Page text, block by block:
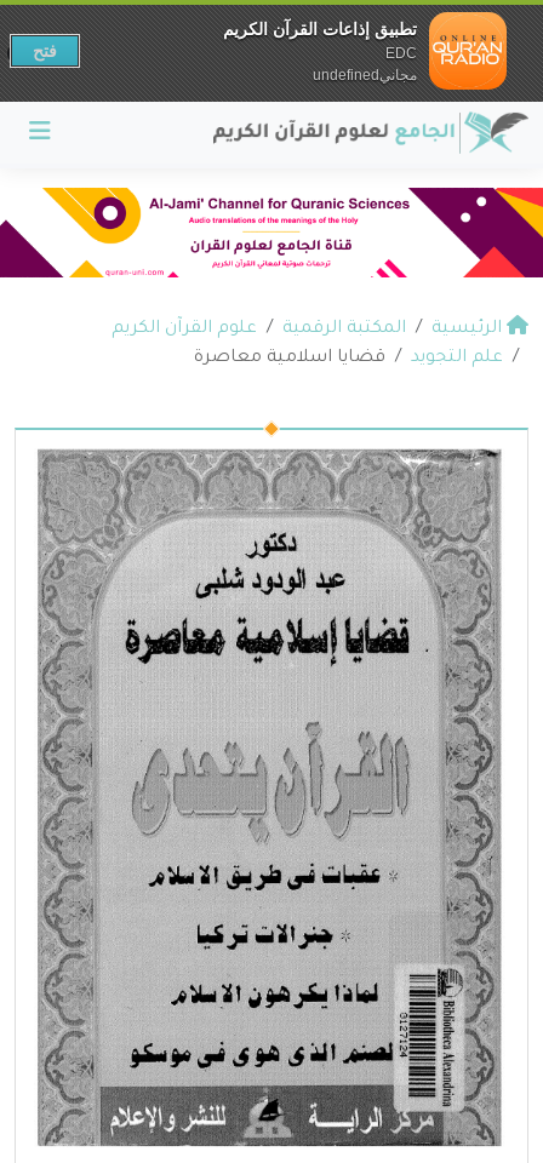
الرئيسية المكتبة الرقمية
علوم القرآن الكريم
علم التجويد
قضايا اسلامية معاصرة
تطبيق إذاعات القرآن الكريم
EDC
مجانيundefined
فتح